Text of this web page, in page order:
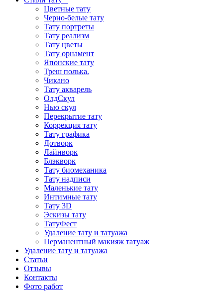
Цветные тату
Черно-белые тату
Тату портреты
Тату реализм
Тату цветы
Тату орнамент
Японские тату
Треш полька.
Чикано
Тату акварель
ОлдСкул
Нью скул
Перекрытие тату
Коррекция тату
Тату графика
Дотворк
Лайнворк
Блэкворк
Тату биомеханика
Тату надписи
Маленькие тату
Интимные тату
Тату 3D
Эскизы тату
ТатуФест
Удаление тату и татуажа
Перманентный макияж татуаж
Удаление тату и татуажа
Статьи
Отзывы
Контакты
Фото работ